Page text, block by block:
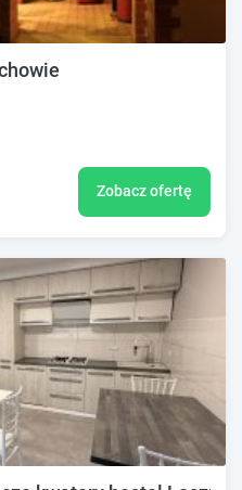
Zobacz ofertę